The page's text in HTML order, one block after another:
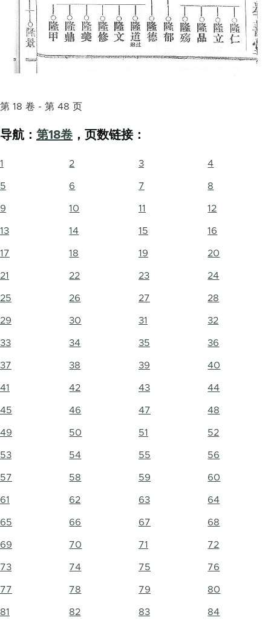
第 18 卷 - 第 48 页
导航： 第18卷 ，页数链接：
1 2 3 4
5 6 7 8
9 10 11 12
13 14 15 16
17 18 19 20
21 22 23 24
25 26 27 28
29 30 31 32
33 34 35 36
37 38 39 40
41 42 43 44
45 46 47 48
49 50 51 52
53 54 55 56
57 58 59 60
61 62 63 64
65 66 67 68
69 70 71 72
73 74 75 76
77 78 79 80
81 82 83 84